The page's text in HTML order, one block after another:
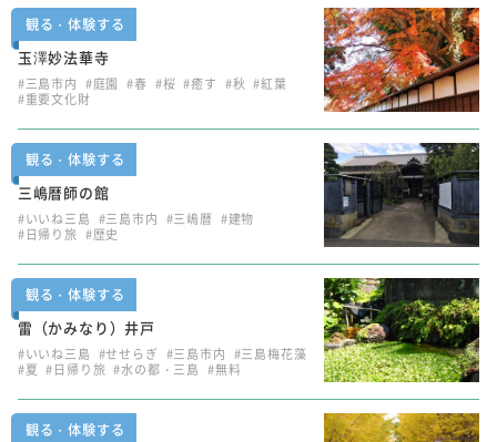
観る・体験する
玉澤妙法華寺
#三島市内 #庭園 #春 #桜 #癒す #秋 #紅葉
#重要文化財
観る・体験する
三嶋暦師の館
#いいね三島 #三島市内 #三嶋暦 #建物
#日帰り旅 #歴史
観る・体験する
雷（かみなり）井戸
#いいね三島 #せせらぎ #三島市内 #三島梅花藻
#夏 #日帰り旅 #水の都・三島 #無料
観る・体験する